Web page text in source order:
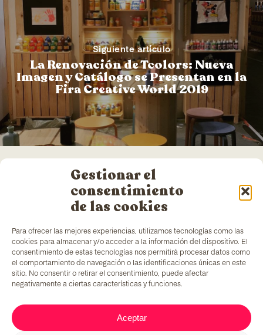
Gestionar el
consentimiento
de las cookies
Para ofrecer las mejores experiencias, utilizamos tecnologías como las
cookies para almacenar y/o acceder a la información del dispositivo. El
consentimiento de estas tecnologías nos permitirá procesar datos como
el comportamiento de navegación o las identificaciones únicas en este
sitio. No consentir o retirar el consentimiento, puede afectar
negativamente a ciertas características y funciones.
Aceptar
Siguiente artículo
La Renovación de Tcolors: Nueva
Imagen y Catálogo se Presentan en la
Fira Creative World 2019
TColors cuenta con una fábrica de pinturas en
Barcelona y laboratorio propio para la creación de
de acuerdo con lanormativa EN-71, que cuentan
con un ingrediente añadido único en el mercado: